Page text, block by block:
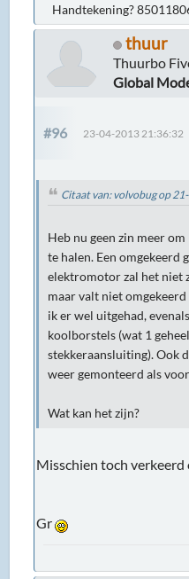
Handtekening?
thuur
Thuurbo
Global
#96 23-04-2013 21:36:32
Citaat van: volvobug op
Heb nu geen zin meer
te halen. Een omgekeerd
elektromotor zal het niet
maar valt niet
ik er wel uitgehad,
koolborstels (wat 1
stekkeraansluiting). Ook
weer gemonteerd als
Wat kan het zijn?
Misschien toch verkeerd
Gr